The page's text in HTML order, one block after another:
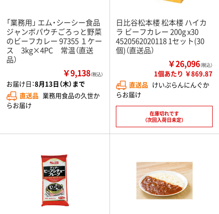
「業務用」 エム・シーシー食品
ジャンボパウチごろっと野菜
のビーフカレー 97355 １ケー
ス 3kg×4PC 常温（直送
品）
￥9,138（税込）
お届け日：8月13日（木）まで
直送品 業務用食品の久世か
らお届け
日比谷松本楼 松本楼 ハイカ
ラ ビーフカレー 200g x30
4520562020118 1セット(30
個)（直送品）
￥26,096（税込）
1個あたり ￥869.87
直送品 けいぷらんにんぐか
らお届け
在庫切れです
（次回入荷日未定）